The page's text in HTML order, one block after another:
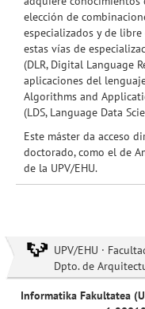
elección de
especializados y de
estas vías de
(DLR, Digital Language
aplicaciones del
Algorithms and
(LDS, Language Data
Este máster da acceso
doctorado, como el de
de la UPV/EHU.
UPV/EHU ·
Dpto. de
Informatika Fakultatea